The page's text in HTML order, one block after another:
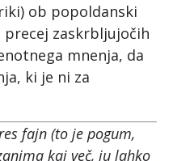
ob popoldanski
zaskrbljujočih
mnenja, da
ki je ni za
fajn (to je pogum,
kaj več, ju lahko